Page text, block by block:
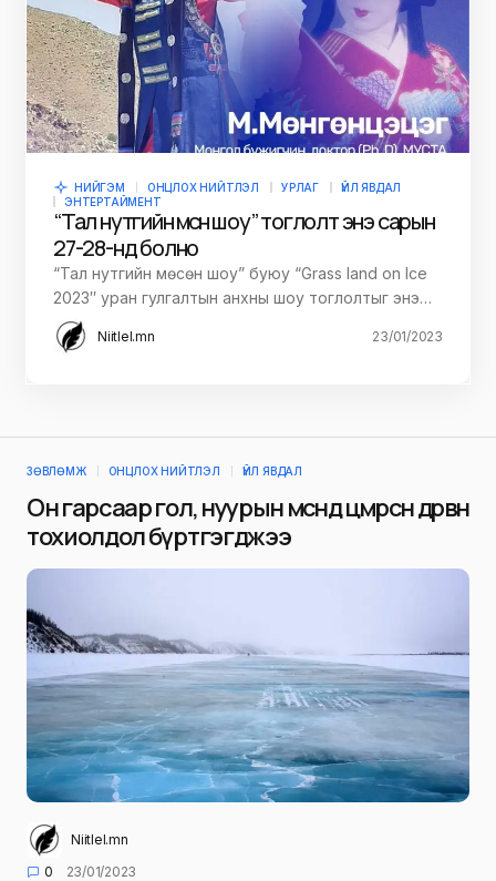
НИЙГЭМ ОНЦЛОХ НИЙТЛЭЛ УРЛАГ
ҮЙЛ ЯВДАЛ
ЭНТЕРТАЙМЕНТ
“Тал нутгийн мөсөн шоу” тоглолт энэ сарын
27-28-нд болно
“Тал нутгийн мөсөн шоу” буюу “Grass land on Ice
2023″ уран гулгалтын анхны шоу тоглолтыг энэ…
Niitlel.mn 23/01/2023
ЗӨВЛӨМЖ ОНЦЛОХ НИЙТЛЭЛ ҮЙЛ ЯВДАЛ
Он гарсаар гол, нуурын мөсөнд цөмөрсөн дөрвөн
тохиолдол бүртгэгджээ
Niitlel.mn
0
23/01/2023